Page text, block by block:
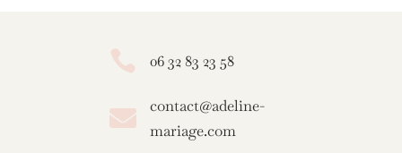
 06 32 83 23 58

contact@adeline-
mariage.com